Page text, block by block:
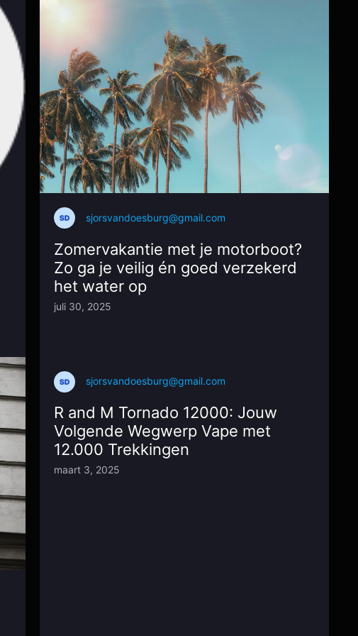
sjorsvandoesburg@gmail.com
Zomervakantie met je motorboot?
Zo ga je veilig én goed verzekerd
het water op
juli 30, 2025
sjorsvandoesburg@gmail.com
R and M Tornado 12000: Jouw
Volgende Wegwerp Vape met
12.000 Trekkingen
maart 3, 2025